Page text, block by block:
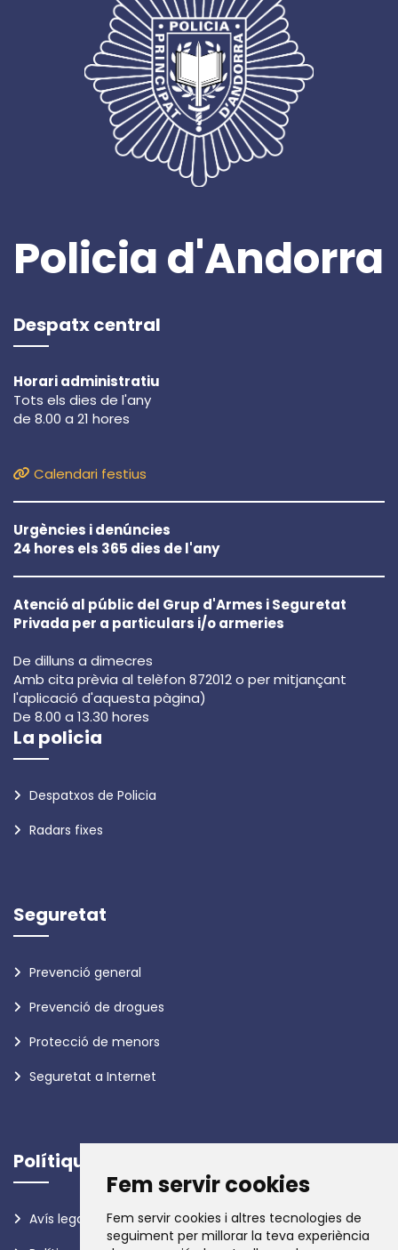
Fem servir cookies
Fem servir cookies i altres tecnologies de
seguiment per millorar la teva experiència
Policia d'Andorra
Despatx central
Horari administratiu
Tots els dies de l'any
de 8.00 a 21 hores
Calendari festius
Urgències i denúncies
24 hores els 365 dies de l'any
Atenció al públic del Grup d'Armes i Seguretat
Privada per a particulars i/o armeries
De dilluns a dimecres
Amb cita prèvia al telèfon 872012 o per mitjançant
l'aplicació d'aquesta pàgina)
De 8.00 a 13.30 hores
La policia
Despatxos de Policia
Radars fixes
Seguretat
Prevenció general
Prevenció de drogues
Protecció de menors
Seguretat a Internet
Polítiques
Avís legal